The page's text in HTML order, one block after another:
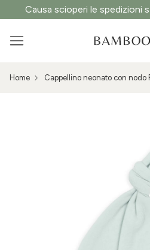
Causa scioperi le spedizioni
Home Cappellino neonato con nodo